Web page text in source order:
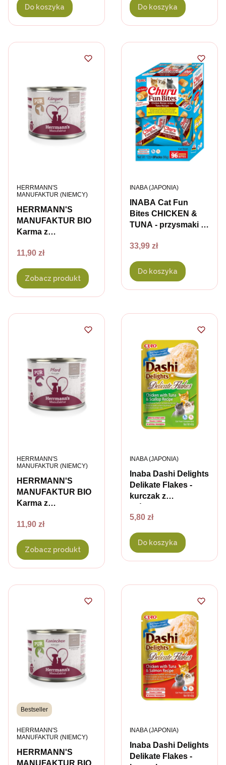
12 gDo koszyka Do koszyka
HERRMANN'S
MANUFAKTUR BIO
Karma z
kangura dla psów i
PRODUCENT
HERRMANN'S
MANUFAKTUR (NIEMCY)
Cena
11,90 zł
Zobacz produkt
INABA Cat Fun
Bites CHICKEN &
TUNA - przysmaki z
tuńczykiem dla
PRODUCENT
INABA (JAPONIA)
Cena
33,99 zł
Do koszyka
HERRMANN'S
MANUFAKTUR BIO
Karma z
dla psów i kotów
PRODUCENT
HERRMANN'S
MANUFAKTUR (NIEMCY)
Cena
11,90 zł
Zobacz produkt
Inaba Dashi Delights
Delikate Flakes -
kurczak z
przegrzebkami -
w delikatnej
galaretce dla kota -
40 g
PRODUCENT
INABA (JAPONIA)
Cena
5,80 zł
Do koszyka
Bestseller
HERRMANN'S
MANUFAKTUR BIO
PRODUCENT
HERRMANN'S
MANUFAKTUR (NIEMCY)
Inaba Dashi Delights
Delikate Flakes -
PRODUCENT
INABA (JAPONIA)